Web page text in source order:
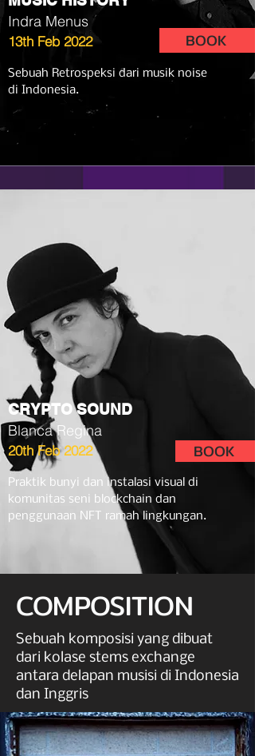
Indra Menus
13th Feb 2022
Sebuah Retrospeksi dari musik noise
di Indonesia.
CRYPTO SOUND
Blanca Regina
20th Feb 2022
Praktik bunyi dan instalasi visual di
komunitas seni blockchain dan
penggunaan NFT ramah lingkungan.
BOOK
BOOK
COMPOSITION
Sebuah komposisi yang dibuat
dari kolase stems exchange
antara delapan musisi di Indonesia
dan Inggris